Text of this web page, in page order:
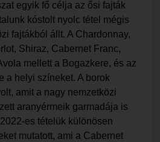
egyik fő célja az ősi fajták
kóstolt nyolc tétel mégis
fajtákból állt. A Chardonnay,
Shiraz, Cabernet Franc,
mellett a Bogazkere, és az
a helyi színeket. A borok
amit a nagy nemzetközi
aranyérmeik garmadája is
es tételük különösen
mutatott, ami a Cabernet